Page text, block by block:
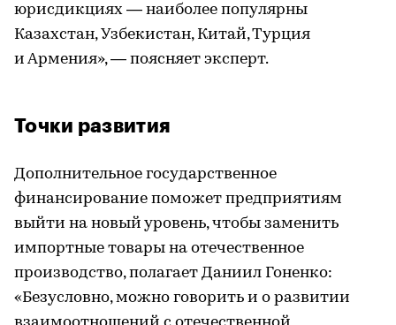
юрисдикциях — наиболее популярны
Казахстан, Узбекистан, Китай, Турция
и Армения», — поясняет эксперт.
Точки развития
Дополнительное государственное
финансирование поможет предприятиям
выйти на новый уровень, чтобы заменить
импортные товары на отечественное
производство, полагает Даниил Гоненко:
«Безусловно, можно говорить и о развитии